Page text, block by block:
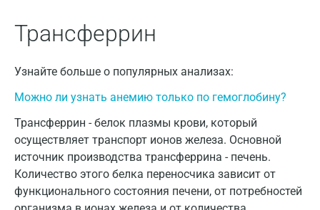
Трансферрин
Узнайте больше о популярных анализах:
Можно ли узнать анемию только по гемоглобину?
Трансферрин - белок плазмы крови, который
осуществляет транспорт ионов железа. Основной
источник производства трансферрина - печень.
Количество этого белка переносчика зависит от
функционального состояния печени, от потребностей
Всеволожск
Гатчина
Геленджик
Голубое
Дзержинск
Дзержинский
Дмитров